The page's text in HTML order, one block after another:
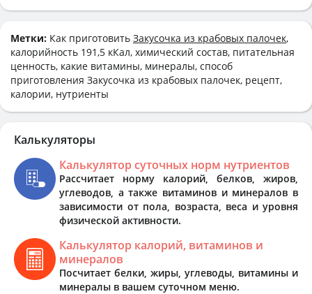
Метки: Как приготовить Закусочка из крабовых палочек,
калорийность 191,5 кКал, химический состав, питательная
ценность, какие витамины, минералы, способ
приготовления Закусочка из крабовых палочек, рецепт,
калории, нутриенты
Калькуляторы
Калькулятор суточных норм нутриентов
Рассчитает норму калорий, белков, жиров,
углеводов, а также витаминов и минералов в
зависимости от пола, возраста, веса и уровня
физической активности.
Калькулятор калорий, витаминов и
минералов
Посчитает белки, жиры, углеводы, витамины и
минералы в вашем суточном меню.